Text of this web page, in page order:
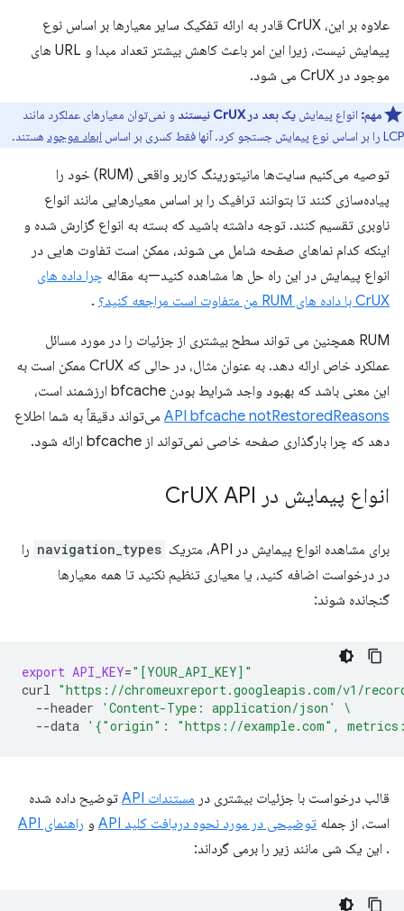
علاوه بر این، CrUX قادر به ارائه تفکیک سایر معیارها بر اساس نوع
پیمایش نیست، زیرا این امر باعث کاهش بیشتر تعداد مبدا و URL های
موجود در CrUX می شود.
مهم: انواع پیمایش یک بعد در CrUX نیستند
و نمی‌توان معیارهای عملکرد مانند
LCP را بر اساس نوع پیمایش جستجو کرد. آنها فقط کسری بر اساس
ابعاد موجود هستند.
توصیه می‌کنیم سایت‌ها مانیتورینگ کاربر واقعی (RUM) خود را
پیاده‌سازی کنند تا بتوانند ترافیک را بر اساس معیارهایی مانند انواع
ناوبری تقسیم کنند. توجه داشته باشید که بسته به انواع گزارش شده و
اینکه کدام نماهای صفحه شامل می شوند، ممکن است تفاوت هایی در
انواع پیمایش در این راه حل ها مشاهده کنید—به مقاله چرا داده های
CrUX با داده های RUM من متفاوت است مراجعه کنید؟
.
RUM همچنین می تواند سطح بیشتری از جزئیات را در مورد مسائل
عملکرد خاص ارائه دهد. به عنوان مثال، در حالی که CrUX ممکن است به
این معنی باشد که بهبود واجد شرایط بودن bfcache ارزشمند است،
API bfcache notRestoredReasons می‌تواند دقیقاً به شما اطلاع
دهد که چرا بارگذاری صفحه خاصی نمی‌تواند از bfcache ارائه شود.
انواع پیمایش در Cr UX API
برای مشاهده انواع پیمایش در API، متریک navigation_types را
در درخواست اضافه کنید، یا معیاری تنظیم نکنید تا همه معیارها
گنجانده شوند:
export API_KEY="[YOUR_API_KEY]"
curl "https://chromeuxreport.googleapis.com/v1/
--header
'Content-Type: application/json'
\
--data '{"origin": "https://example.com",
قالب درخواست با جزئیات بیشتری در مستندات API
توضیح داده شده
است، از جمله توضیحی در مورد نحوه دریافت کلید API و راهنمای API
. این یک شی مانند زیر را برمی گرداند: